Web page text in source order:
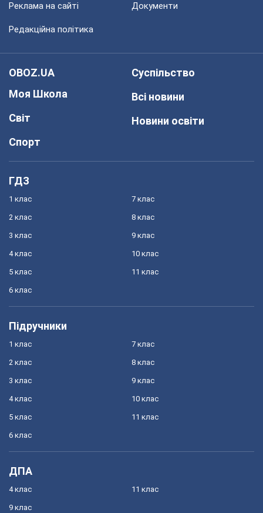
Реклама на сайті Документи
Редакційна політика
OBOZ.UA
Моя Школа
Світ
Спорт
Суспільство
Всі новини
Новини освіти
ГДЗ
1 клас
2 клас
3 клас
4 клас
5 клас
6 клас
7 клас
8 клас
9 клас
10 клас
11 клас
Підручники
1 клас
2 клас
3 клас
4 клас
5 клас
6 клас
7 клас
8 клас
9 клас
10 клас
11 клас
ДПА
4 клас
9 клас
11 клас